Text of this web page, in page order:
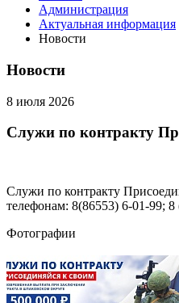
Администрация
Актуальная информация
Новости
Новости
8 июля 2026
Служи по контракту
Служи по контракту
телефонам: 8(86553) 6-01-99;
Фотографии